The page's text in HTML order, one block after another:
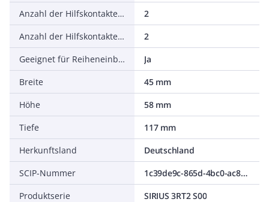
Anzahl der Hilfskontakte als Schließer
2
Anzahl der Hilfskontakte als Öffner
2
Geeignet für Reiheneinbau
Ja
Breite
45 mm
Höhe
58 mm
Tiefe
117 mm
Herkunftsland
Deutschland
SCIP-Nummer
1c39de9c-865d-4bc0-ac89-6d4d9da37478
Produktserie
SIRIUS 3RT2 S00